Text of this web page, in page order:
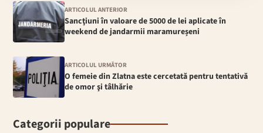
ARTICOLUL ANTERIOR
Sancţiuni în valoare de 5000 de lei aplicate în
weekend de jandarmii maramureșeni
ARTICOLUL URMĂTOR
O femeie din Zlatna este cercetată pentru tentativă
de omor şi tâlhărie
Categorii populare